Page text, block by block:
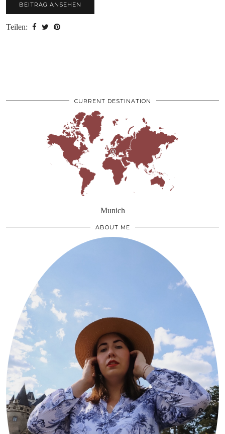
BEITRAG ANSEHEN
Teilen:
CURRENT DESTINATION
Munich
ABOUT ME